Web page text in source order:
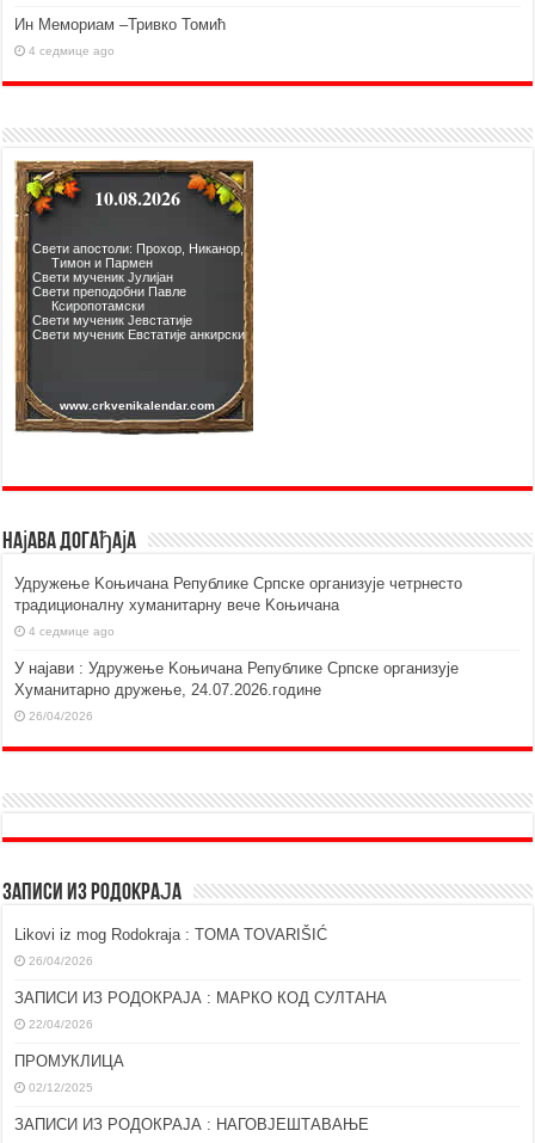
Ин Мемориам –Тривко Томић
4 седмице ago
Најава догађаја
Удружење Kоњичана Републике Српске организује четрнесто
традиционалну хуманитарну вече Kоњичана
4 седмице ago
У најави : Удружење Kоњичана Републике Српске организује
Хуманитарно дружење, 24.07.2026.године
26/04/2026
ЗАПИСИ ИЗ РОДОКРАЈА
Likovi iz mog Rodokraja : TOMA TOVARIŠIĆ
26/04/2026
ЗАПИСИ ИЗ РОДОКРАЈА : МАРКО КОД СУЛТАНА
22/04/2026
ПРОМУКЛИЦА
02/12/2025
ЗАПИСИ ИЗ РОДОКРАЈА : НАГОВЈЕШТАВАЊЕ